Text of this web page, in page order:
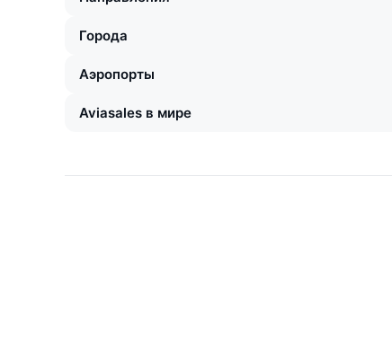
Города
Аэропорты
Aviasales в мире